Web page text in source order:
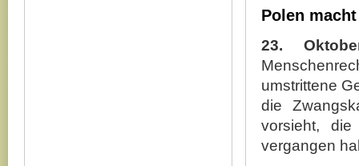
Polen
23.
umstrittene
die
vorsieht,
vergangen